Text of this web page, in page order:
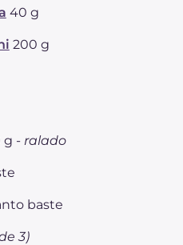
40 g
200 g
g - ralado
baste
3)